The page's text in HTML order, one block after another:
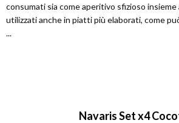
consumati sia come aperitivo sfizioso insieme
utilizzati anche in piatti più elaborati, come
...
Navaris Set x4